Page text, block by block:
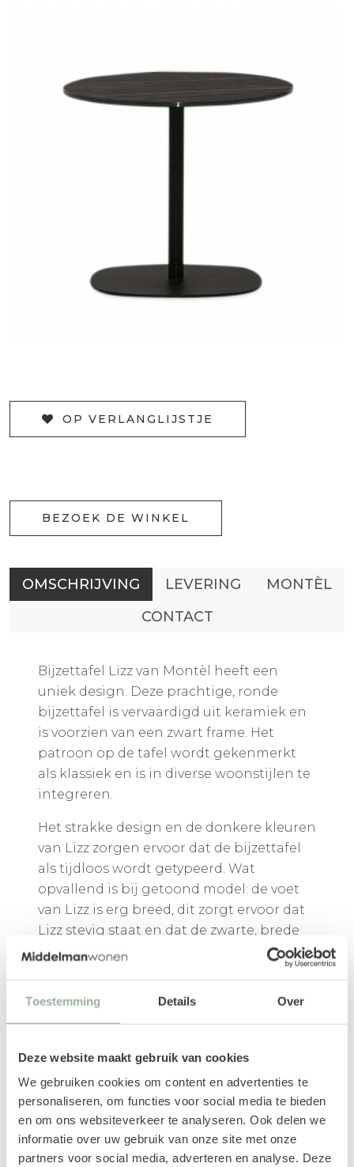
Toestemming Details Over
Deze website maakt gebruik van cookies
We gebruiken cookies om content en advertenties te
personaliseren, om functies voor social media te bieden
en om ons websiteverkeer te analyseren. Ook delen we
informatie over uw gebruik van onze site met onze
partners voor social media, adverteren en analyse. Deze
OP VERLANGLIJSTJE
BEZOEK DE WINKEL
OMSCHRIJVING LEVERING
MONTÈL
CONTACT
Bijzettafel Lizz van Montèl heeft een
uniek design. Deze prachtige, ronde
bijzettafel is vervaardigd uit keramiek en
is voorzien van een zwart frame. Het
patroon op de tafel wordt gekenmerkt
als klassiek en is in diverse woonstijlen te
integreren.
Het strakke design en de donkere kleuren
van Lizz zorgen ervoor dat de bijzettafel
als tijdloos wordt getypeerd. Wat
opvallend is bij getoond model: de voet
van Lizz is erg breed, dit zorgt ervoor dat
Lizz stevig staat en dat de zwarte, brede
voet opvalt bij een lichte ondergrond.
gecombineerd worden.
Andere Bijzettafels
van Montèl